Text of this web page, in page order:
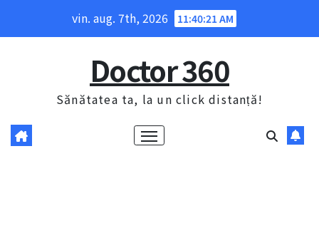
vin. aug. 7th, 2026 11:40:22 AM
Doctor 360
Sănătatea ta, la un click distanță!